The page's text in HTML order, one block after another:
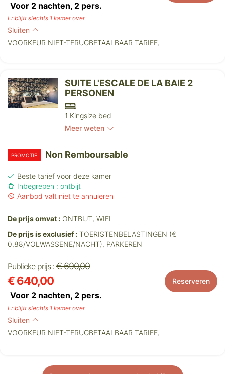
Voor 2 nachten, 2 pers.
Er blijft slechts 1 kamer over
Sluiten
VOORKEUR NIET-TERUGBETAALBAAR TARIEF,
SUITE L'ESCALE DE LA BAIE 2
PERSONEN
1 Kingsize bed
Meer weten
PROMOTIE Non Remboursable
Beste tarief voor deze kamer
Inbegrepen : ontbijt
Aanbod valt niet te annuleren
De prijs omvat : ONTBIJT, WIFI
De prijs is exclusief : TOERISTENBELASTINGEN (€
0,88/VOLWASSENE/NACHT), PARKEREN
Publieke prijs : € 690,00
€ 640,00
Voor 2 nachten, 2 pers.
Reserveren
Er blijft slechts 1 kamer over
Sluiten
VOORKEUR NIET-TERUGBETAALBAAR TARIEF,